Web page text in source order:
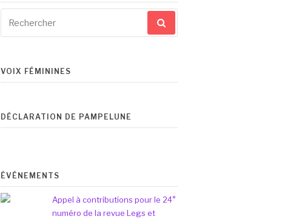
pour
:
VOIX FÉMININES
DÉCLARATION DE PAMPELUNE
ÉVÉNEMENTS
Appel à contributions pour le 24°
numéro de la revue Legs et